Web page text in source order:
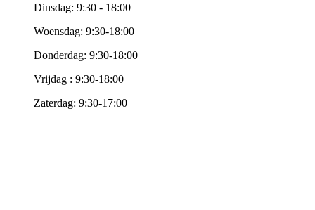
Dinsdag: 9:30 - 18:00
Woensdag: 9:30-18:00
Donderdag: 9:30-18:00
Vrijdag : 9:30-18:00
Zaterdag: 9:30-17:00